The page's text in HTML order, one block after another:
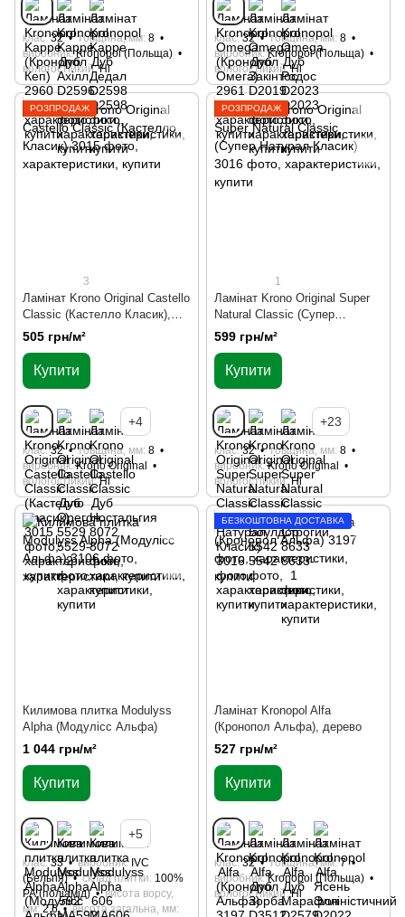
клас 32 товщина, мм 8
виробник Kronopol (Польща)
вологостійкий Ні
клас 32 товщина, мм 8
виробник Kronopol (Польща)
вологостійкий Ні
РОЗПРОДАЖ
3
Ламінат Krono Original Castello
Classic (Кастелло Класик),
дерево
505 грн/м²
Купити
+4
клас 32 товщина, мм 8
виробник Krono Original
вологостійкий Ні
РОЗПРОДАЖ
1
Ламінат Krono Original Super
Natural Classic (Супер
Натурал Класик), дерево
599 грн/м²
Купити
+23
клас 32 товщина, мм 8
виробник Krono Original
вологостійкий Ні
Килимова плитка Modulyss
Alpha (Модулісс Альфа)
1 044 грн/м²
Купити
+5
клас 33 виробник
IVC
(Бельгія)
склад плитки 100%
РА (поліамід)
висота ворсу,
мм 2.6
висота загальна, мм
БЕЗКОШТОВНА ДОСТАВКА
Ламінат Kronopol Alfa
(Кронопол Альфа), дерево
527 грн/м²
Купити
клас 32 товщина, мм 7
виробник Kronopol (Польща)
вологостійкий Ні